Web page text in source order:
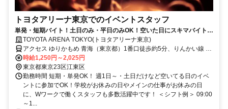
トヨタアリーナ東京でのイベントスタッフ
単発・短期バイト！土日のみ・平日のみOK！空いた日にスキマバイト！
未経験歓迎！髪色・髪型・ネイルOK
TOYOTA ARENA TOKYO(トヨタアリーナ東京)
アクセス ゆりかもめ 青海（東京都）1番口徒歩約5分、りんかい線 東
京テレポートA口徒歩約6分、ゆりかもめ お台場海浜公園2番口徒歩約
11分 「青海駅」徒歩5分、「東京テレポート」徒歩6分、「お台場海
浜公園駅」徒歩11分
時給1,250円～2,025円
東京都東京23区江東区
勤務時間 短期・単発OK！ 週1日～・土日だけなど空いてる日のイベ
ントに参加でOK！学校がお休みの日やメインの仕事がお休みの日
に、Wワークで働くスタッフも多数活躍中です！ ＜シフト例＞ 09:00
～1...